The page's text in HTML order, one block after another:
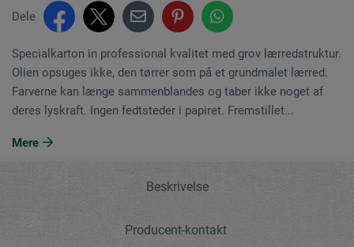
Dele
Specialkarton in professional kvalitet med grov lærredstruktur.
Olien opsuges ikke, den tørrer som på et grundmalet lærred.
Farverne kan længe sammenblandes og taber ikke noget af
deres lyskraft. Ingen fedtsteder i papiret. Fremstillet...
Mere
Beskrivelse
Producent-kontakt